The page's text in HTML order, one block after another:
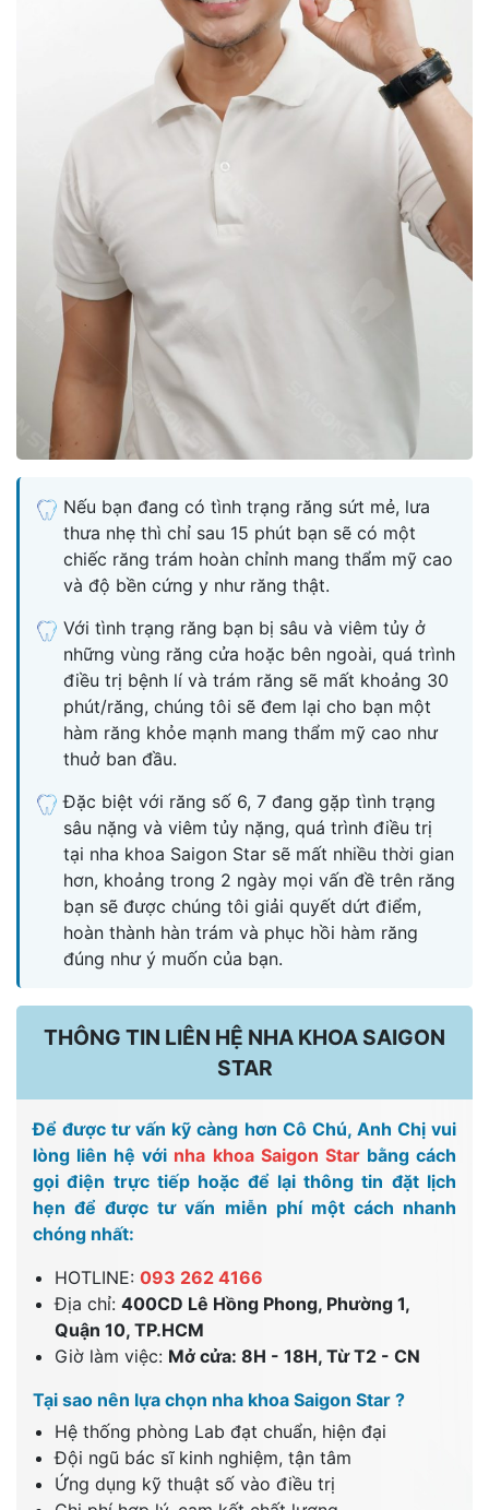
Nếu bạn đang có tình trạng răng sứt mẻ, lưa
thưa nhẹ thì chỉ sau 15 phút bạn sẽ có một
chiếc răng trám hoàn chỉnh mang thẩm mỹ cao
và độ bền cứng y như răng thật.
Với tình trạng răng bạn bị sâu và viêm tủy ở
những vùng răng cửa hoặc bên ngoài, quá trình
điều trị bệnh lí và trám răng sẽ mất khoảng 30
phút/răng, chúng tôi sẽ đem lại cho bạn một
hàm răng khỏe mạnh mang thẩm mỹ cao như
thuở ban đầu.
Đặc biệt với răng số 6, 7 đang gặp tình trạng
sâu nặng và viêm tủy nặng, quá trình điều trị
tại nha khoa Saigon Star sẽ mất nhiều thời gian
hơn, khoảng trong 2 ngày mọi vấn đề trên răng
bạn sẽ được chúng tôi giải quyết dứt điểm,
hoàn thành hàn trám và phục hồi hàm răng
đúng như ý muốn của bạn.
THÔNG TIN LIÊN HỆ NHA KHOA SAIGON
STAR
Để được tư vấn kỹ càng hơn Cô Chú, Anh Chị vui
lòng liên hệ với nha khoa Saigon Starbằng cách
gọi điện trực tiếp hoặc để lại thông tin đặt lịch
hẹn để được tư vấn miễn phí một cách nhanh
chóng nhất:
HOTLINE: 093 262 4166
Địa chỉ: 400CD Lê Hồng Phong, Phường 1,
Quận 10, TP.HCM
Giờ làm việc: Mở cửa: 8H - 18H, Từ T2 - CN
Tại sao nên lựa chọn nha khoa Saigon Star ?
Hệ thống phòng Lab đạt chuẩn, hiện đại
Đội ngũ bác sĩ kinh nghiệm, tận tâm
Ứng dụng kỹ thuật số vào điều trị